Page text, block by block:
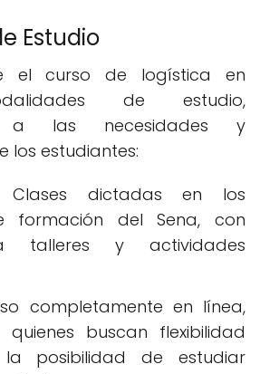
Estudio
el curso de logística en
de estudio,
a las necesidades y
los estudiantes:
Clases dictadas en los
formación del Sena, con
talleres y actividades
completamente en línea,
buscan flexibilidad
posibilidad de estudiar